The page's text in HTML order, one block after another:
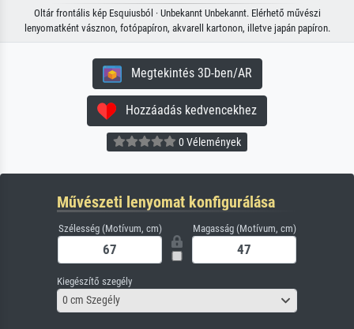
Oltár frontális kép Esquiusból · Unbekannt Unbekannt. Elérhető művészi
lenyomatként vásznon, fotópapíron, akvarell kartonon, illetve japán papíron.
Megtekintés 3D-ben/AR
Hozzáadás kedvencekhez
0 Vélemények
Művészeti lenyomat konfigurálása
Szélesség (Motívum, cm) Magasság (Motívum, cm)
Kiegészítő szegély
0 cm Szegély